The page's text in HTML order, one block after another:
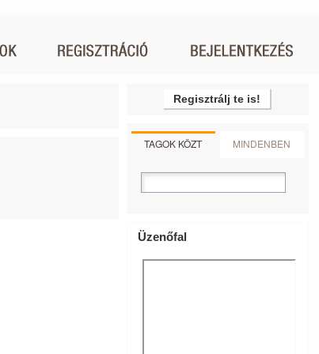
Regisztrálj te is!
TAGOK KÖZT MINDENBEN
Üzenőfal